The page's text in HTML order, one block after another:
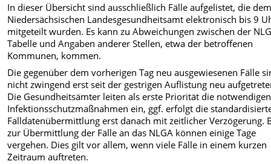
In dieser Übersicht sind ausschließlich Fälle aufgelistet, die
Niedersächsischen Landesgesundheitsamt elektronisch bis 9
mitgeteilt wurden. Es kann zu Abweichungen zwischen der
Tabelle und Angaben anderer Stellen, etwa der betroffenen
Kommunen, kommen.
Die gegenüber dem vorherigen Tag neu ausgewiesenen Fälle
nicht zwingend erst seit der gestrigen Auflistung neu
Die Gesundheitsämter leiten als erste Priorität die notwendigen
Infektionsschutzmaßnahmen ein, ggf. erfolgt die
Falldatenübermittlung erst danach mit zeitlicher Verzögerung.
zur Übermittlung der Fälle an das NLGA können einige Tage
vergehen. Dies gilt vor allem, wenn viele Fälle in einem kurzen
Zeitraum auftreten.